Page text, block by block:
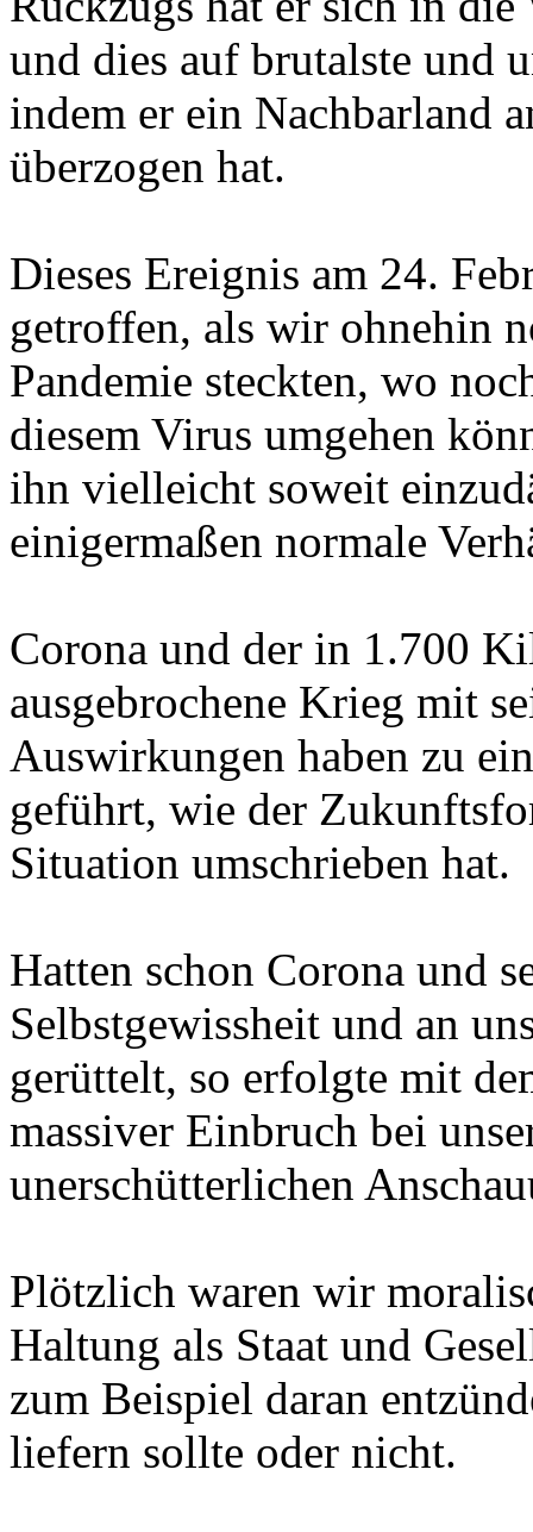
und dies auf brutalste und
indem er ein Nachbarland
überzogen hat.
Dieses Ereignis am 24.
getroffen, als wir ohnehin
Pandemie steckten, wo
diesem Virus umgehen
ihn vielleicht soweit
einigermaßen normale
Corona und der in 1.700
ausgebrochene Krieg mit
Auswirkungen haben zu
geführt, wie der
Situation umschrieben hat.
Hatten schon Corona und
Selbstgewissheit und an
gerüttelt, so erfolgte mit
massiver Einbruch bei
unerschütterlichen
Plötzlich waren wir
Haltung als Staat und
zum Beispiel daran
liefern sollte oder nicht.